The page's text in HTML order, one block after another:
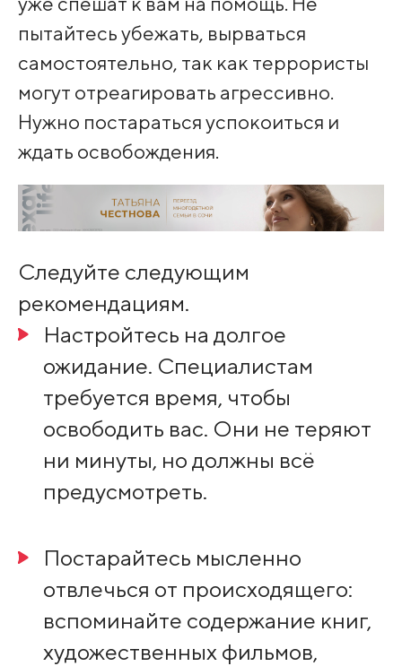
пытайтесь убежать, вырваться
самостоятельно, так как террористы
могут отреагировать агрессивно.
Нужно постараться успокоиться и
ждать освобождения.
Следуйте следующим
рекомендациям.
Настройтесь на долгое
ожидание. Специалистам
требуется время, чтобы
освободить вас. Они не теряют
ни минуты, но должны всё
предусмотреть.
Постарайтесь мысленно
отвлечься от происходящего:
вспоминайте содержание книг,
художественных фильмов,